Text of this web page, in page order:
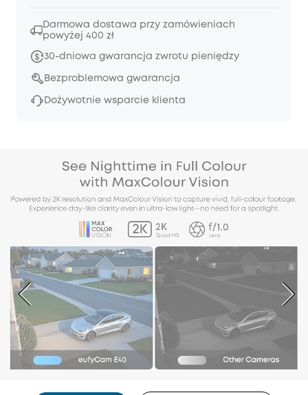
Darmowa dostawa przy zamówieniach
powyżej 400 zł
30-dniowa gwarancja zwrotu pieniędzy
Bezproblemowa gwarancja
Dożywotnie wsparcie klienta